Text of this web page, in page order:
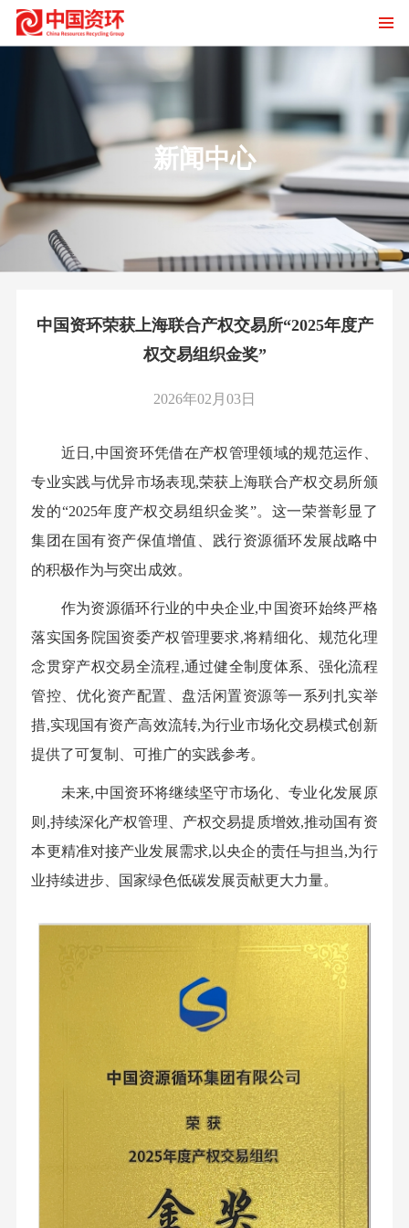
新闻中心
中国资环荣获上海联合产权交易所“2025年度产
权交易组织金奖”
2026年02月03日
近日,中国资环凭借在产权管理领域的规范运作、
专业实践与优异市场表现,荣获上海联合产权交易所颁
发的“2025年度产权交易组织金奖”。这一荣誉彰显了
集团在国有资产保值增值、践行资源循环发展战略中
的积极作为与突出成效。
作为资源循环行业的中央企业,中国资环始终严格
落实国务院国资委产权管理要求,将精细化、规范化理
念贯穿产权交易全流程,通过健全制度体系、强化流程
管控、优化资产配置、盘活闲置资源等一系列扎实举
措,实现国有资产高效流转,为行业市场化交易模式创新
提供了可复制、可推广的实践参考。
未来,中国资环将继续坚守市场化、专业化发展原
则,持续深化产权管理、产权交易提质增效,推动国有资
本更精准对接产业发展需求,以央企的责任与担当,为行
业持续进步、国家绿色低碳发展贡献更大力量。